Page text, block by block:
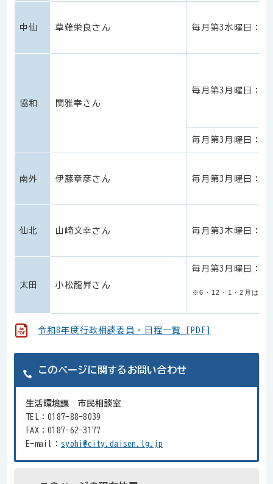
中仙 草薙栄良さん 毎月第3水曜日：
協和 関雅幸さん
毎月第3月曜日：午
毎月第3月曜日：午
南外 伊藤章彦さん 毎月第3月曜日：午
仙北 山崎文幸さん 毎月第3木曜日：
太田 小松龍昇さん
毎月第3月曜日：午
※6・12・1・2月は開
令和8年度行政相談委員・日程一覧 [PDF]
このページに関するお問い合わせ
生活環境課 市民相談室
TEL：0187-88-8039
FAX：0187-62-3177
E-mail： syohi@city.daisen.lg.jp